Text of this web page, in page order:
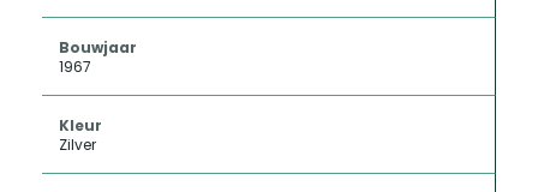
Bouwjaar
1967
Kleur
Zilver